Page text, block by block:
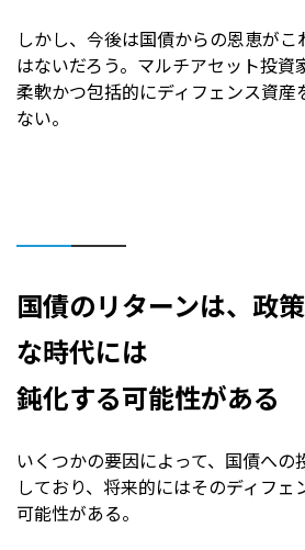
しかし、今後は国債からの恩恵が
はないだろう。マルチアセット投資
柔軟かつ包括的にディフェンス資産
ない。
国債のリターンは、政
な時代には
鈍化する可能性がある
いくつかの要因によって、国債への
しており、将来的にはそのディフェ
可能性がある。